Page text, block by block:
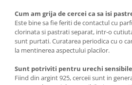
Cum am grija de cercei ca sa isi
Este bine sa fie feriti de contactul cu
clorinata si pastrati separat, intr-o
sunt purtati. Curatarea periodica cu o
la mentinerea aspectului placilor.
Sunt potriviti pentru urechi
Fiind din argint 925, cerceii sunt in